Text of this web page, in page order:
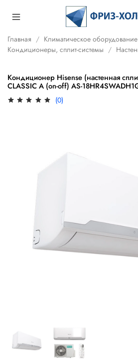
Главная Климатическое оборудование
Кондиционеры, сплит-системы
Кондиционер Hisense (настенная
CLASSIC A (on-off) AS-
(0)